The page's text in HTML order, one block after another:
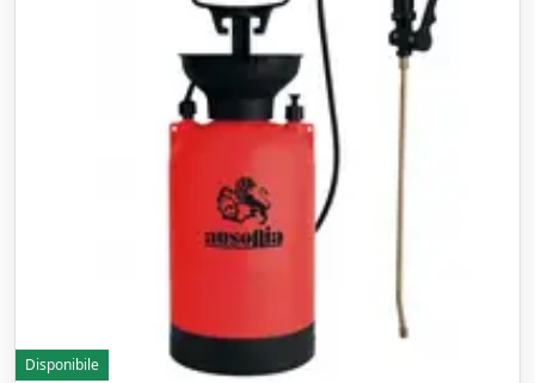
Disponibile